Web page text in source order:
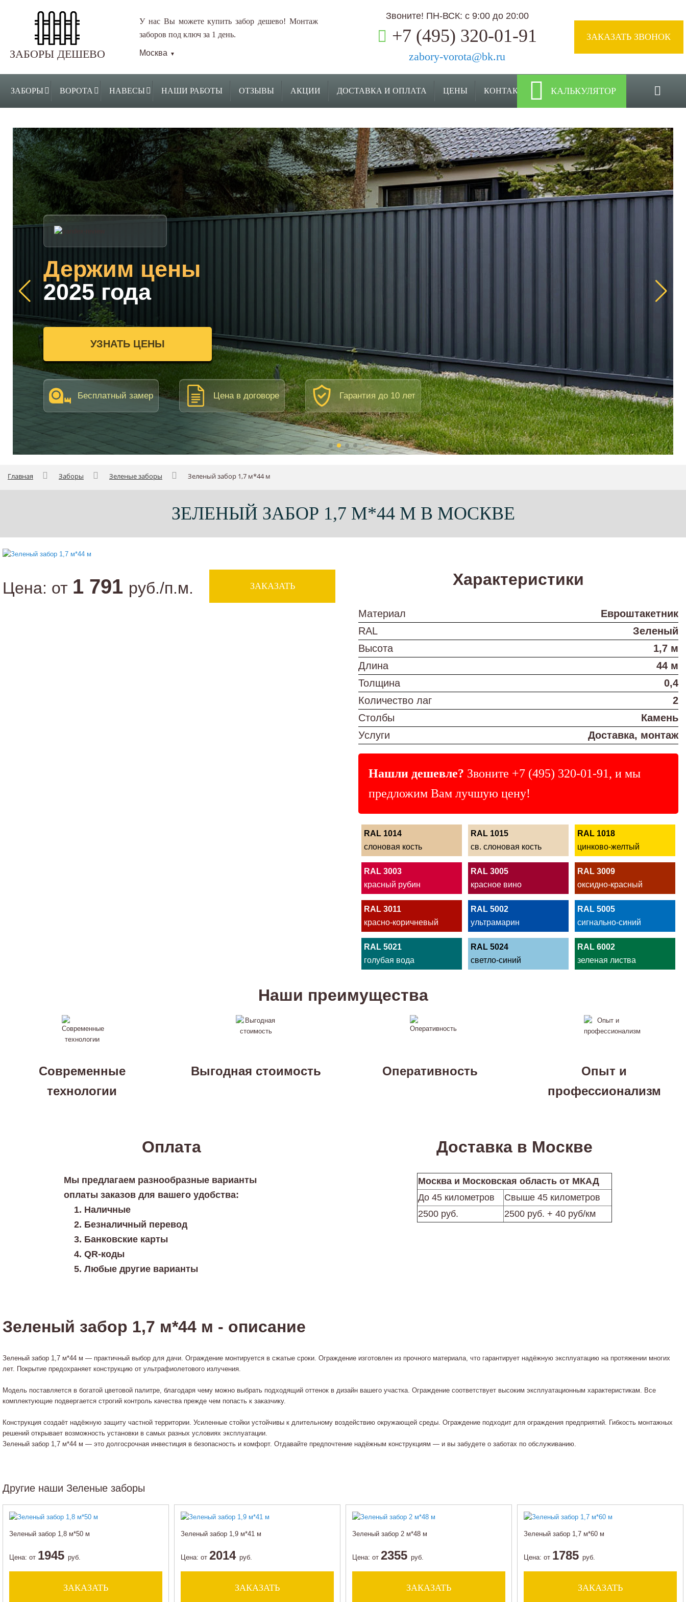
ЗАБОРЫ ДЕШЕВО
У нас Вы можете купить забор дешево! Монтаж
заборов под ключ за 1 день.
Москва ▼
Звоните! ПН-ВСК: с 9:00 до 20:00
+7 (495) 320-01-91
zabory-vorota@bk.ru
ЗАКАЗАТЬ ЗВОНОК
ЗАБОРЫ ВОРОТА НАВЕСЫ НАШИ РАБОТЫ ОТЗЫВЫ АКЦИИ ДОСТАВКА И ОПЛАТА ЦЕНЫ КОНТАКТЫ КАЛЬКУЛЯТОР
Держим цены
2025 года
УЗНАТЬ ЦЕНЫ
Бесплатный замер Цена в договоре Гарантия до 10 лет
Главная Заборы Зеленые заборы Зеленый забор 1,7 м*44 м
ЗЕЛЕНЫЙ ЗАБОР 1,7 М*44 М В МОСКВЕ
Цена: от 1 791 руб./п.м. ЗАКАЗАТЬ Характеристики
Материал
Евроштакетник
RAL
Зеленый
Высота
1,7 м
Длина
44 м
Толщина
0,4
Количество лаг
2
Столбы
Камень
Услуги
Доставка, монтаж
Нашли дешевле? Звоните +7 (495) 320-01-91, и мы
предложим Вам лучшую цену!
RAL 1014
слоновая кость
RAL 1015
св. слоновая кость
RAL 1018
цинково-желтый
RAL 3003
красный рубин
RAL 3005
красное вино
RAL 3009
оксидно-красный
RAL 3011
красно-коричневый
RAL 5002
ультрамарин
RAL 5005
сигнально-синий
RAL 5021
голубая вода
RAL 5024
светло-синий
RAL 6002
зеленая листва
Наши преимущества
Современные
технологии
Выгодная стоимость Оперативность
Опыт и
профессионализм
Оплата
Мы предлагаем разнообразные варианты
оплаты заказов для вашего удобства:
Наличные
Безналичный перевод
Банковские карты
QR-коды
Любые другие варианты
Доставка в Москве
Москва и Московская область от МКАД
До 45 километров
Свыше 45 километров
2500 руб.
2500 руб. + 40 руб/км
Зеленый забор 1,7 м*44 м - описание
Зеленый забор 1,7 м*44 м — практичный выбор для дачи. Ограждение монтируется в сжатые сроки. Ограждение изготовлен из прочного материала, что гарантирует надёжную эксплуатацию на протяжении многих
лет. Покрытие предохраняет конструкцию от ультрафиолетового излучения.
Модель поставляется в богатой цветовой палитре, благодаря чему можно выбрать подходящий оттенок в дизайн вашего участка. Ограждение соответствует высоким эксплуатационным характеристикам. Все
комплектующие подвергается строгий контроль качества прежде чем попасть к заказчику.
Конструкция создаёт надёжную защиту частной территории. Усиленные стойки устойчивы к длительному воздействию окружающей среды. Ограждение подходит для ограждения предприятий. Гибкость монтажных
решений открывает возможность установки в самых разных условиях эксплуатации.
Зеленый забор 1,7 м*44 м — это долгосрочная инвестиция в безопасность и комфорт. Отдавайте предпочтение надёжным конструкциям — и вы забудете о заботах по обслуживанию.
Другие наши Зеленые заборы
Зеленый забор 1,8 м*50 м
Цена: от 1945 руб.
ЗАКАЗАТЬ
Зеленый забор 1,9 м*41 м
Цена: от 2014 руб.
ЗАКАЗАТЬ
Зеленый забор 2 м*48 м
Цена: от 2355 руб.
ЗАКАЗАТЬ
Зеленый забор 1,7 м*60 м
Цена: от 1785 руб.
ЗАКАЗАТЬ